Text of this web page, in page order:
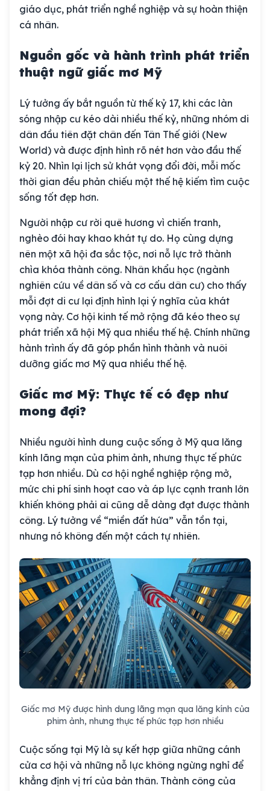
giáo dục, phát triển nghề nghiệp và sự hoàn thiện
cá nhân.
Nguồn gốc và hành trình phát triển
thuật ngữ giấc mơ Mỹ
Lý tưởng ấy bắt nguồn từ thế kỷ 17, khi các làn
sóng nhập cư kéo dài nhiều thế kỷ, những nhóm di
dân đầu tiên đặt chân đến Tân Thế giới (New
World) và được định hình rõ nét hơn vào đầu thế
kỷ 20. Nhìn lại lịch sử khát vọng đổi đời, mỗi mốc
thời gian đều phản chiếu một thế hệ kiếm tìm cuộc
sống tốt đẹp hơn.
Người nhập cư rời quê hương vì chiến tranh,
nghèo đói hay khao khát tự do. Họ cùng dựng
nên một xã hội đa sắc tộc, nơi nỗ lực trở thành
chìa khóa thành công. Nhân khẩu học (ngành
nghiên cứu về dân số và cơ cấu dân cư) cho thấy
mỗi đợt di cư lại định hình lại ý nghĩa của khát
vọng này. Cơ hội kinh tế mở rộng đã kéo theo sự
phát triển xã hội Mỹ qua nhiều thế hệ. Chính những
hành trình ấy đã góp phần hình thành và nuôi
dưỡng giấc mơ Mỹ qua nhiều thế hệ.
Giấc mơ Mỹ: Thực tế có đẹp như
mong đợi?
Nhiều người hình dung cuộc sống ở Mỹ qua lăng
kính lãng mạn của phim ảnh, nhưng thực tế phức
tạp hơn nhiều. Dù cơ hội nghề nghiệp rộng mở,
mức chi phí sinh hoạt cao và áp lực cạnh tranh lớn
khiến không phải ai cũng dễ dàng đạt được thành
công. Lý tưởng về “miền đất hứa” vẫn tồn tại,
nhưng nó không đến một cách tự nhiên.
Giấc mơ Mỹ được hình dung lãng mạn qua lăng kính của
phim ảnh, nhưng thực tế phức tạp hơn nhiều
Cuộc sống tại Mỹ là sự kết hợp giữa những cánh
cửa cơ hội và những nỗ lực không ngừng nghỉ để
khẳng định vị trí của bản thân. Thành công của